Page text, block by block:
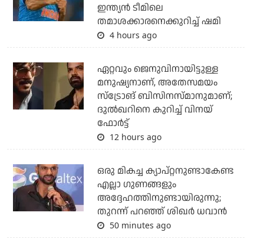
ഇന്ത്യന്‍ ടീമിലെ
തമാശക്കാരനെക്കുറിച്ച് ഷമി
4 hours ago
ഏറ്റവും ജെനുവിനായിട്ടുള്ള
മനുഷ്യനാണ്, അതേസമയം
സ്‌ട്രോങ് ബിസിനസ്മാനുമാണ്;
ദുല്‍ഖറിനെ കുറിച്ച് വിനയ്
ഫോര്‍ട്ട്
12 hours ago
ഒരു മികച്ച ക്യാപ്റ്റനുണ്ടാകേണ്ട
എല്ലാ ഗുണങ്ങളും
അദ്ദേഹത്തിനുണ്ടായിരുന്നു;
തുറന്ന് പറഞ്ഞ് ശിഖര്‍ ധവാന്‍
50 minutes ago